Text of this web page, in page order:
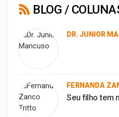
BLOG /
DR. JUNIOR
FERNANDA
Seu filho tem